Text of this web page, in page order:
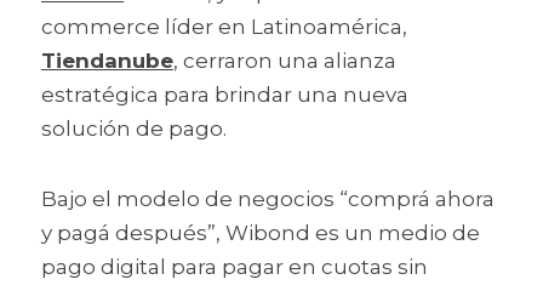
Tiendanube, cerraron una alianza
estratégica para brindar una nueva
solución de pago.
Bajo el modelo de negocios “comprá ahora
y pagá después”, Wibond es un medio de
pago digital para pagar en cuotas sin